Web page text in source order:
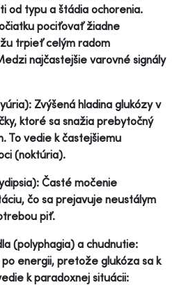
od typu a štádia ochorenia.
pociťovať žiadne
trpieť celým radom
najčastejšie varovné signály
Zvýšená hladina glukózy v
ktoré sa snažia prebytočný
To vedie k častejšiemu
(noktúria).
Časté močenie
čo sa prejavuje neustálym
piť.
(polyphagia) a chudnutie:
po energii, pretože glukóza sa k
k paradoxnej situácii: